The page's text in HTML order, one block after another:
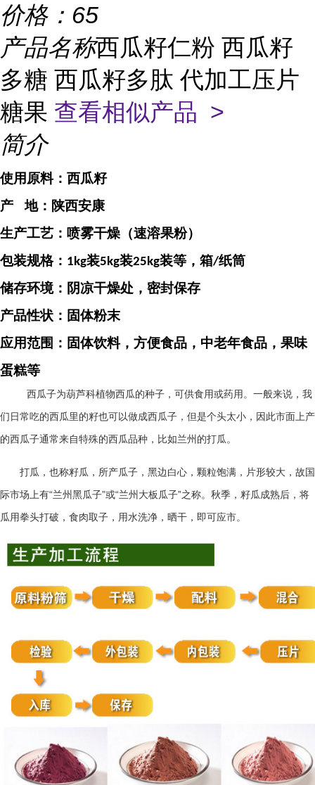
价格： 65
产品名称西瓜籽仁粉 西瓜籽
多糖 西瓜籽多肽 代加工压片
糖果 查看相似产品 >
简介
使用原料： 西瓜籽
产
地： 陕西安康
生产工艺：喷雾干燥（速溶果粉）
包装规格： 1kg装5kg装25kg装等，箱/纸筒
储存环境：阴凉干燥处，密封保存
产品性状：固体粉末
应用范围：固体饮料，方便食品，中老年食品，果味
蛋糕等
西瓜子为葫芦科植物西瓜的种子，可供食用或药用。一般来说，我
们日常吃的西瓜里的籽也可以做成西瓜子，但是个头太小，因此市面上产
的西瓜子通常来自特殊的西瓜品种，比如兰州的打瓜。
打瓜，也称籽瓜，所产瓜子，黑边白心，颗粒饱满，片形较大，故国
际市场上有“兰州黑瓜子”或“兰州大板瓜子”之称。秋季，籽瓜成熟后，将
瓜用拳头打破，食肉取子，用水洗净，晒干，即可应市。